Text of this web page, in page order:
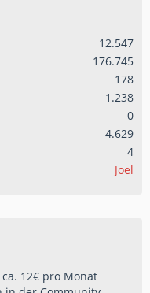
12.547
176.745
178
1.238
0
4.629
4
Joel
12€ pro Monat